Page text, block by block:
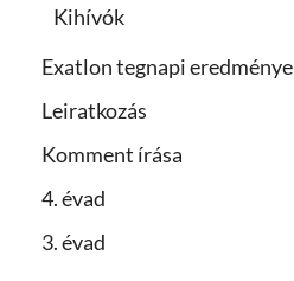
Kihívók
Exatlon tegnapi eredménye
Leiratkozás
Komment írása
4. évad
3. évad